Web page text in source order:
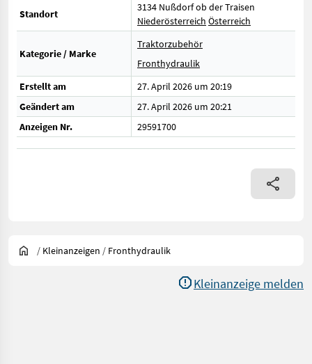
Standort
3134 Nußdorf ob der Traisen
Niederösterreich Österreich
Kategorie / Marke
Traktorzubehör
Fronthydraulik
Erstellt am
27. April 2026 um 20:19
Geändert am
27. April 2026 um 20:21
Anzeigen Nr.
29591700
/ Kleinanzeigen / Fronthydraulik
Kleinanzeige melden